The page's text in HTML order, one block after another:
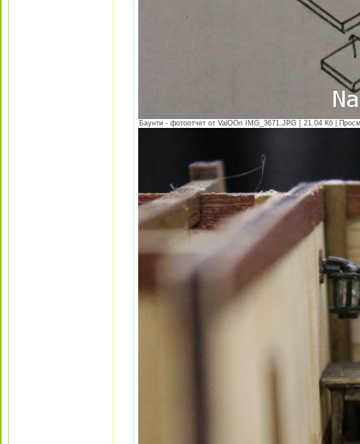
Баунти - фотоотчет от ValOOn IMG_3671.JPG [ 21.04 Кб |